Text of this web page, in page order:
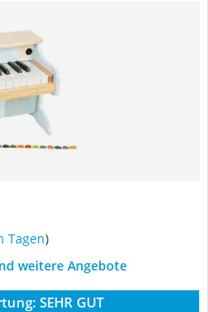
Tagen)
weitere Angebote
SEHR GUT